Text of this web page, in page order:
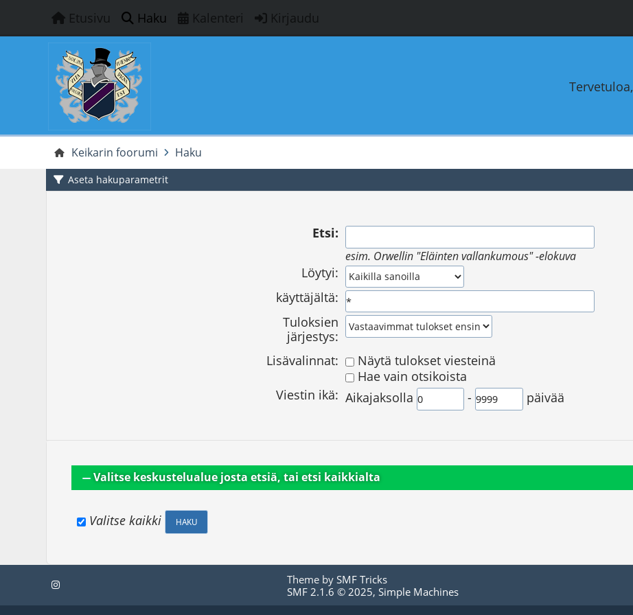
Etusivu Haku Kalenteri Kirjaudu
Tervetuloa,
Keikarin foorumi Haku
Aseta hakuparametrit
Etsi:
esim. Orwellin "Eläinten vallankumous" -elokuva
Löytyi:
käyttäjältä:
Tuloksien
järjestys:
Lisävalinnat:
Näytä tulokset viesteinä
Hae vain otsikoista
Viestin ikä: Aikajaksolla - päivää
Valitse keskustelualue josta etsiä, tai etsi kaikkialta
Valitse kaikki
Theme by SMF Tricks
SMF 2.1.6 © 2025, Simple Machines